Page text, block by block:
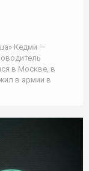
Кедми —
в Москве, в
в армии в